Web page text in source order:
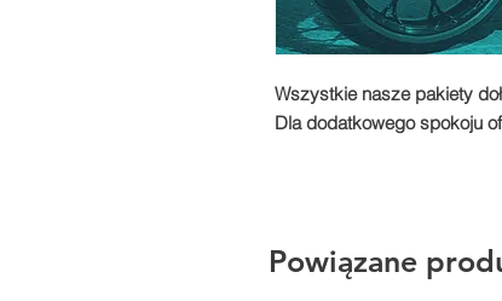
Wszystkie nasze pakiety
Dla dodatkowego spokoju
Powiązane